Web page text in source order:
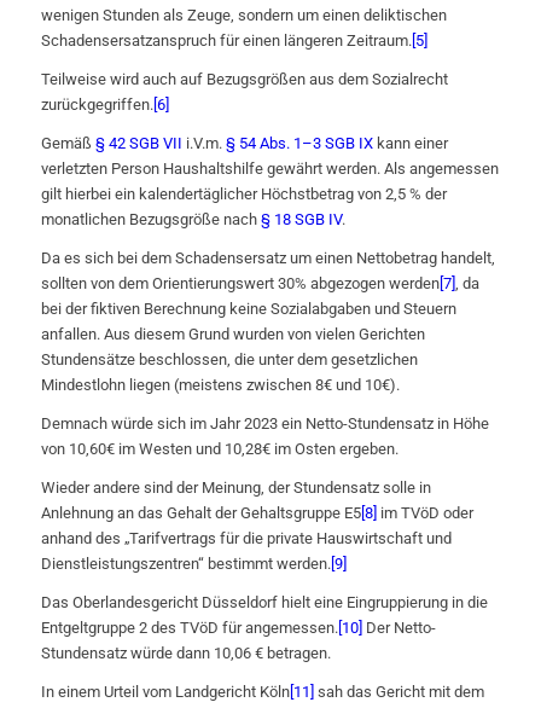
wenigen Stunden als Zeuge, sondern um einen deliktischen
Schadensersatzanspruch für einen längeren Zeitraum. [5]
Teilweise wird auch auf Bezugsgrößen aus dem Sozialrecht
zurückgegriffen. [6]
Gemäß § 42 SGB VII i.V.m. § 54 Abs. 1–3 SGB IXkann einer
verletzten Person Haushaltshilfe gewährt werden. Als angemessen
gilt hierbei ein kalendertäglicher Höchstbetrag von 2,5 % der
monatlichen Bezugsgröße nach § 18 SGB IV.
Da es sich bei dem Schadensersatz um einen Nettobetrag handelt,
sollten von dem Orientierungswert 30% abgezogen werden[7] , da
bei der fiktiven Berechnung keine Sozialabgaben und Steuern
anfallen. Aus diesem Grund wurden von vielen Gerichten
Stundensätze beschlossen, die unter dem gesetzlichen
Mindestlohn liegen (meistens zwischen 8€ und 10€).
Demnach würde sich im Jahr 2023 ein Netto-Stundensatz in Höhe
von 10,60€ im Westen und 10,28€ im Osten ergeben.
Wieder andere sind der Meinung, der Stundensatz solle in
Anlehnung an das Gehalt der Gehaltsgruppe E5[8] im TVöD oder
anhand des „Tarifvertrags für die private Hauswirtschaft und
Dienstleistungszentren“ bestimmt werden. [9]
Das Oberlandesgericht Düsseldorf hielt eine Eingruppierung in die
Entgeltgruppe 2 des TVöD für angemessen.[10] Der Netto-
Stundensatz würde dann 10,06 € betragen.
In einem Urteil vom Landgericht Köln[11] sah das Gericht mit dem